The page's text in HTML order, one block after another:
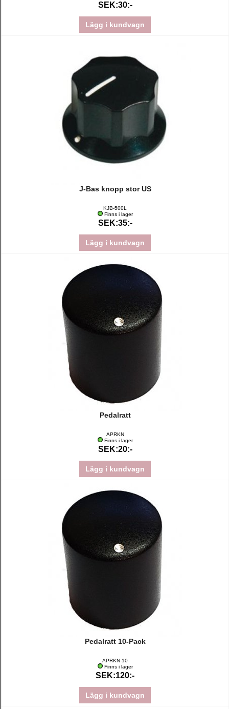
SEK:30:-
Lägg i kundvagn
J-Bas knopp stor US
KJB-500L
Finns i lager
SEK:35:-
Lägg i kundvagn
Pedalratt
APRKN
Finns i lager
SEK:20:-
Lägg i kundvagn
Pedalratt 10-Pack
APRKN-10
Finns i lager
SEK:120:-
Lägg i kundvagn